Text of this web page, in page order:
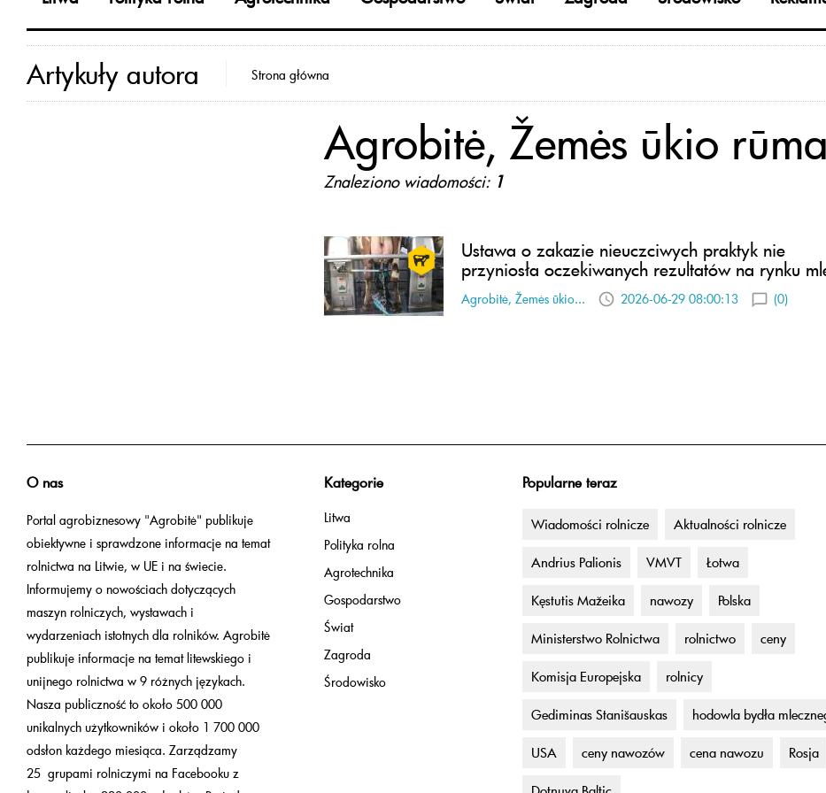
Artykuły autora Strona główna
Agrobitė, Žemės ūkio
Znaleziono wiadomości: 1
Ustawa o zakazie nieuczciwych praktyk nie
przyniosła oczekiwanych rezultatów na rynku
Agrobitė, Žemės ūkio... 2026-06-29 08:00:13 (0)
O nas
Portal agrobiznesowy "Agrobitė" publikuje
obiektywne i sprawdzone informacje na temat
rolnictwa na Litwie, w UE i na świecie.
Informujemy o nowościach dotyczących
maszyn rolniczych, wystawach i
wydarzeniach istotnych dla rolników. Agrobitė
publikuje informacje na temat litewskiego i
unijnego rolnictwa w 9 różnych językach.
Nasza publiczność to około 500 000
unikalnych użytkowników i około 1 700 000
odsłon każdego miesiąca. Zarządzamy
25 grupami rolniczymi na Facebooku z
Popularne teraz
Wiadomości rolnicze Aktualności rolnicze
Andrius Palionis VMVT Łotwa
Kęstutis Mažeika nawozy Polska
Ministerstwo Rolnictwa rolnictwo ceny
Komisja Europejska rolnicy
Gediminas Stanišauskas hodowla bydła
USA ceny nawozów cena nawozu Rosja
Kategorie
Litwa
Polityka rolna
Agrotechnika
Gospodarstwo
Świat
Zagroda
Środowisko